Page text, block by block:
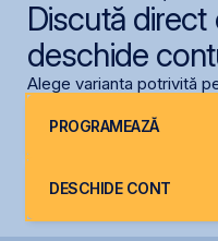
Discută
deschide
Alege varianta potrivită
PROGRAMEAZĂ
DESCHIDE CONT